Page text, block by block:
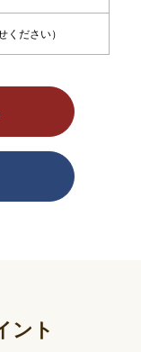
ください）
ント